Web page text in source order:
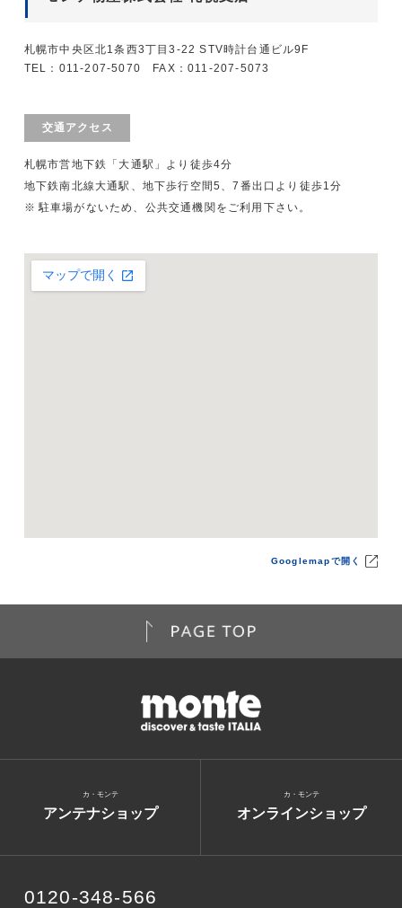
札幌市中央区北1条西3丁目3-22 STV時計台通ビル9F
TEL：011-207-5070 FAX：011-207-5073
交通アクセス
札幌市営地下鉄「大通駅」より徒歩4分
地下鉄南北線大通駅、地下歩行空間5、7番出口より徒歩1分
駐車場がないため、公共交通機関をご利用下さい。
Googlemapで開く
アンテナショップ
カ・モンテ
オンラインショップ
カ・モンテ
0120-348-566